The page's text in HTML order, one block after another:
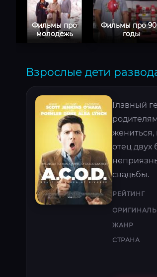
Фильмы про
молодежь
Фильмы про 90
годы
Взрослые дети
Главный
жениться,
отец двух
свадьбы.
РЕЙТИНГ
ЖАНР
СТРАНА